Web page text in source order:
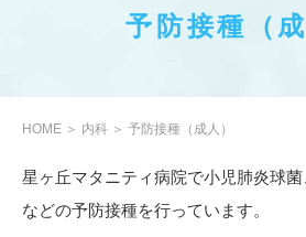
予防接種 （
HOME ＞ 内科 ＞ 予防接種（成人）
星ヶ丘マタニティ病院で小児肺炎球菌
などの予防接種を行っています。